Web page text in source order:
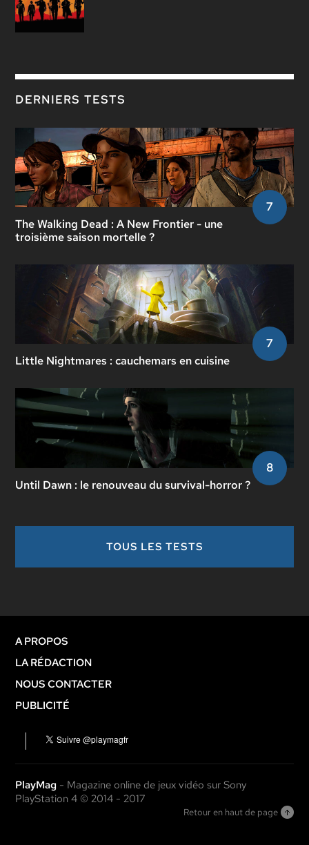
DERNIERS TESTS
7
The Walking Dead : A New Frontier - une
troisième saison mortelle ?
7
Little Nightmares : cauchemars en cuisine
8
Until Dawn : le renouveau du survival-horror ?
TOUS LES TESTS
A PROPOS
LA RÉDACTION
NOUS CONTACTER
PUBLICITÉ
PlayMag - Magazine online de jeux vidéo sur Sony
PlayStation 4 © 2014 - 2017
Retour en haut de page